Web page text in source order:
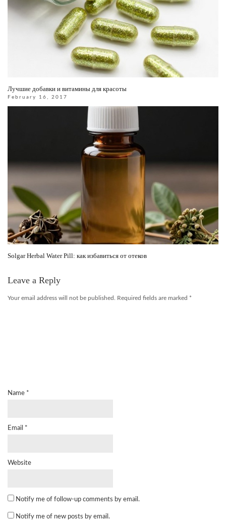
Лучшие добавки и витамины для красоты
February 16, 2017
Solgar Herbal Water Pill: как избавиться от отеков
Leave a Reply
Your email address will not be published. Required fields are marked *
Name *
Email *
Website
Notify me of follow-up comments by email.
Notify me of new posts by email.